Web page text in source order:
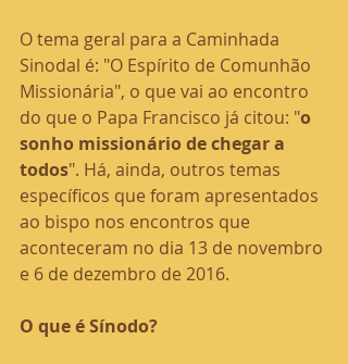
O tema geral para a Caminhada
Sinodal é: "O Espírito de Comunhão
Missionária", o que vai ao encontro
do que o Papa Francisco já citou: "o
sonho missionário de chegar a
todos". Há, ainda, outros temas
específicos que foram apresentados
ao bispo nos encontros que
aconteceram no dia 13 de novembro
e 6 de dezembro de 2016.
O que é Sínodo?